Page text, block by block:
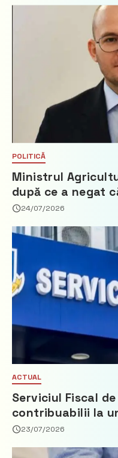
POLITICĂ
Ministrul
după ce a negat
Partidul Democrat
24/07/2026
ACTUAL
Serviciul Fiscal
contribuabilii la
privind calculul
23/07/2026